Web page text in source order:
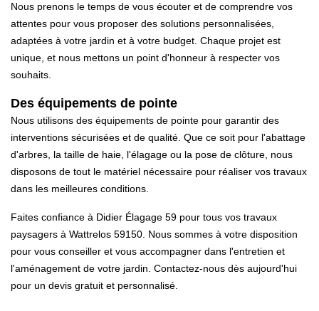
Nous prenons le temps de vous écouter et de comprendre vos
attentes pour vous proposer des solutions personnalisées,
adaptées à votre jardin et à votre budget. Chaque projet est
unique, et nous mettons un point d'honneur à respecter vos
souhaits.
Des équipements de pointe
Nous utilisons des équipements de pointe pour garantir des
interventions sécurisées et de qualité. Que ce soit pour l'abattage
d'arbres, la taille de haie, l'élagage ou la pose de clôture, nous
disposons de tout le matériel nécessaire pour réaliser vos travaux
dans les meilleures conditions.
Faites confiance à Didier Élagage 59 pour tous vos travaux
paysagers à Wattrelos 59150. Nous sommes à votre disposition
pour vous conseiller et vous accompagner dans l'entretien et
l'aménagement de votre jardin. Contactez-nous dès aujourd'hui
pour un devis gratuit et personnalisé.